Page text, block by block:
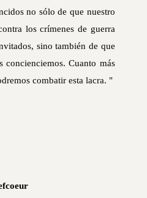
no sólo de que nuestro
los crímenes de guerra
sino también de que
concienciemos. Cuanto más
combatir esta lacra. "